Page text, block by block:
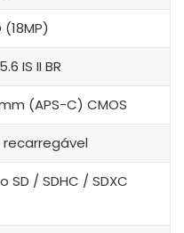
(18MP)
IS II BR
(APS-C) CMOS
recarregável
SD / SDHC / SDXC